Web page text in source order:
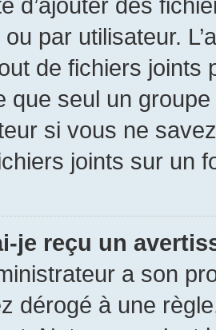
par utilisateur.
de fichiers
que seul un
si vous ne
joints sur un
je reçu un
a son
dérogé à une